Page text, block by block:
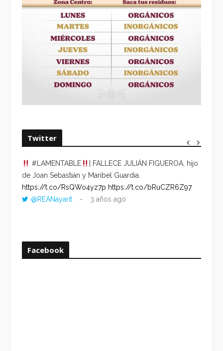
Twitter
#LAMENTABLE
| FALLECE JULIÁN FIGUEROA, hijo
de Joan Sebastián y Maribel Guardia.
https://t.co/RsQWo4yz7p https://t.co/bRuCZR6Z97
@REANayarit
3 años ago
Facebook